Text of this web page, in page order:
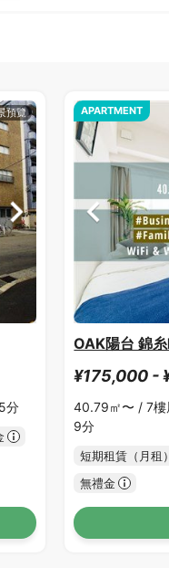
分
APARTMENT
OAK陽台 錦
¥175,000 -
40.79㎡〜 /7
9分
短期租賃（月租）
無禮金